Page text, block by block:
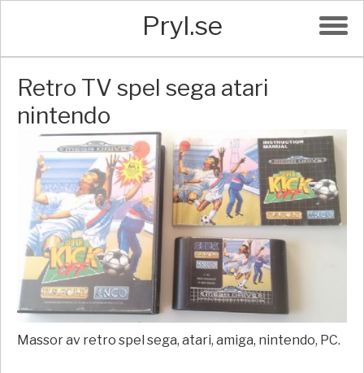
Pryl.se
Retro TV spel sega atari
nintendo
Massor av retro spel sega, atari, amiga, nintendo, PC.